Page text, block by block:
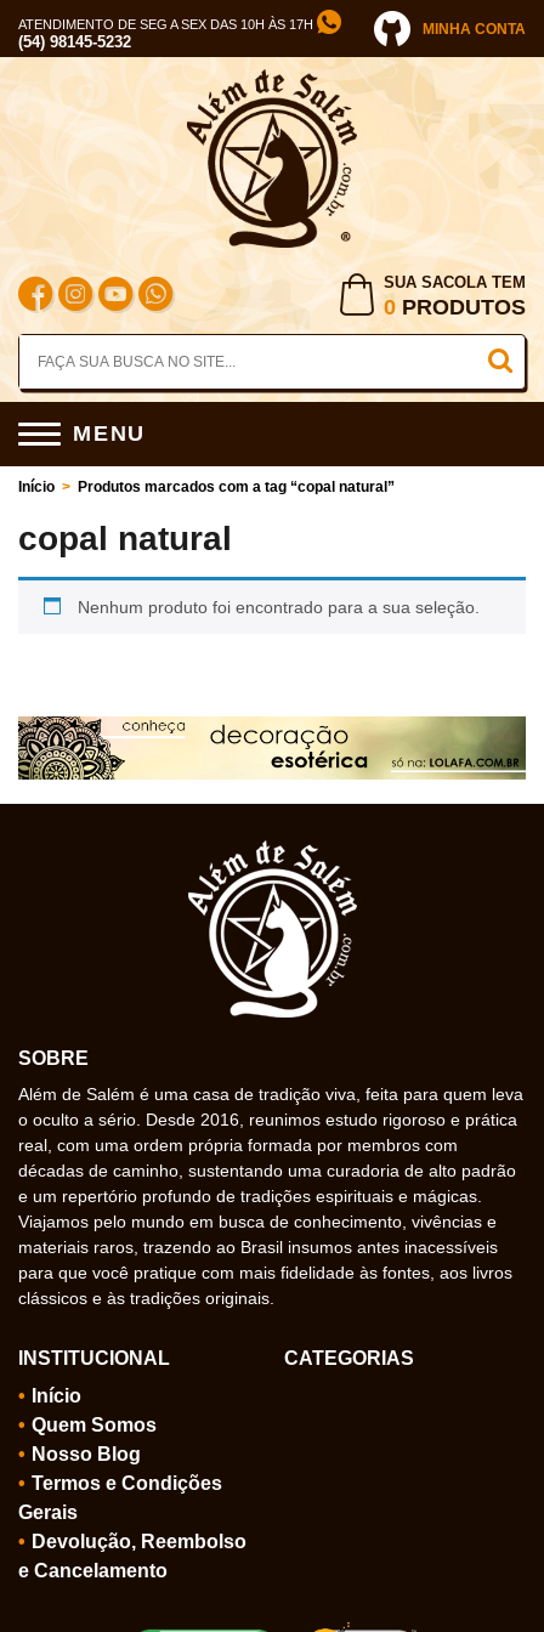
ATENDIMENTO DE SEG A SEX DAS 10H ÀS 17H
(54) 98145-5232
MINHA CONTA
SUA SACOLA TEM
0 PRODUTOS
MENU
Início > Produtos marcados com a tag “copal natural”
copal natural
Nenhum produto foi encontrado para a sua seleção.
SOBRE
Além de Salém é uma casa de tradição viva, feita para quem leva
o oculto a sério. Desde 2016, reunimos estudo rigoroso e prática
real, com uma ordem própria formada por membros com
décadas de caminho, sustentando uma curadoria de alto padrão
e um repertório profundo de tradições espirituais e mágicas.
Viajamos pelo mundo em busca de conhecimento, vivências e
materiais raros, trazendo ao Brasil insumos antes inacessíveis
para que você pratique com mais fidelidade às fontes, aos livros
clássicos e às tradições originais.
INSTITUCIONAL
Início
Quem Somos
Nosso Blog
Termos e Condições
Gerais
Devolução, Reembolso
e Cancelamento
CATEGORIAS